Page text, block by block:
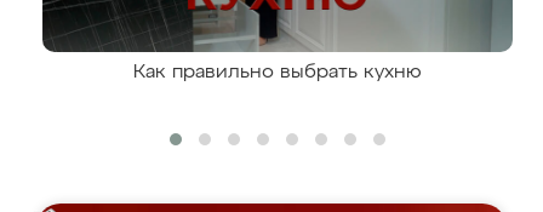
Как правильно выбрать кухню